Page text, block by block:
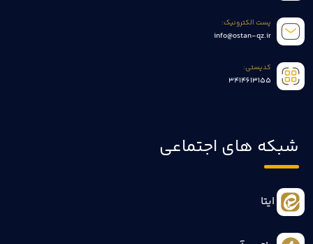
پست الکترونیک:
info@ostan-qz.ir
کدپستی:
3414613155
شبکه های اجتماعی
ایتا